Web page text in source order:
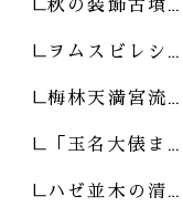
ヲムスビレシ…
梅林天満宮流…
「玉名大俵ま…
ハゼ並木の清…